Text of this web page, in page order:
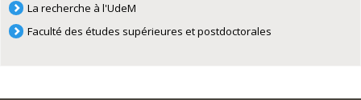
La recherche à l'UdeM
Faculté des études supérieures et postdoctorales